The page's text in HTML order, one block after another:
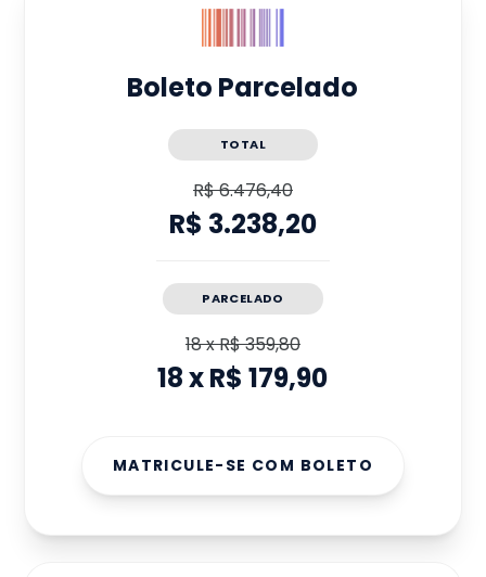
Boleto Parcelado
TOTAL
R$ 6.476,40
R$ 3.238,20
PARCELADO
18xR$ 359,80
18xR$ 179,90
MATRICULE-SE COM BOLETO